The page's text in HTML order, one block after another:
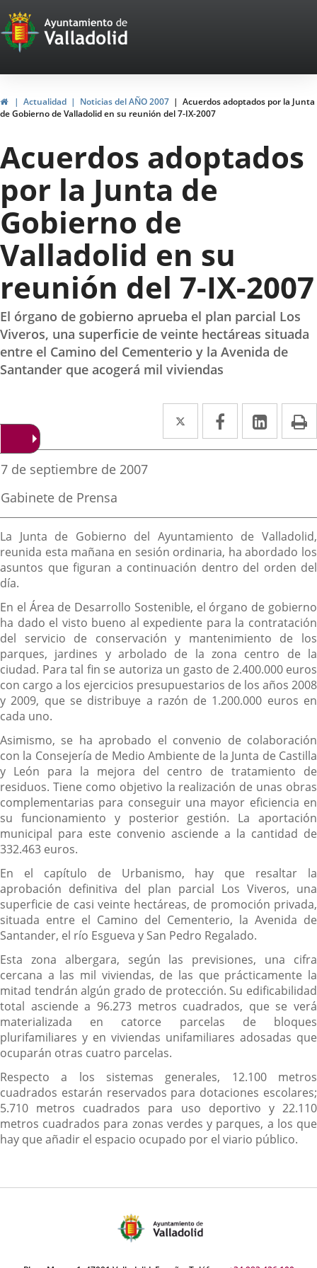
Portal
Web
del
Ayuntamiento
de
Valladolid
InicioActualidad Noticias del AÑO 2007
Acuerdos adoptados por la Junta
de Gobierno de Valladolid en su reunión del 7-IX-2007
Acuerdos adoptados
por la Junta de
Gobierno de
Valladolid en su
reunión del 7-IX-2007
El órgano de gobierno aprueba el plan parcial Los
Viveros, una superficie de veinte hectáreas situada
entre el Camino del Cementerio y la Avenida de
Santander que acogerá mil viviendas
Twitter
Enlace
a
externa.
Facebook
Enlace
a
externa.
Enlace
a
Fecha
la
noticia
7 de septiembre de 2007
Fuente
la
noticia
Gabinete de Prensa
Descripción
La Junta de Gobierno del Ayuntamiento de Valladolid,
reunida esta mañana en sesión ordinaria, ha abordado los
asuntos que figuran a continuación dentro del orden del
día.
En el Área de Desarrollo Sostenible, el órgano de gobierno
ha dado el visto bueno al expediente para la contratación
del servicio de conservación y mantenimiento de los
parques, jardines y arbolado de la zona centro de la
ciudad. Para tal fin se autoriza un gasto de 2.400.000 euros
con cargo a los ejercicios presupuestarios de los años 2008
y 2009, que se distribuye a razón de 1.200.000 euros en
cada uno.
Asimismo, se ha aprobado el convenio de colaboración
con la Consejería de Medio Ambiente de la Junta de Castilla
y León para la mejora del centro de tratamiento de
residuos. Tiene como objetivo la realización de unas obras
complementarias para conseguir una mayor eficiencia en
su funcionamiento y posterior gestión. La aportación
municipal para este convenio asciende a la cantidad de
332.463 euros.
En el capítulo de Urbanismo, hay que resaltar la
aprobación definitiva del plan parcial Los Viveros, una
superficie de casi veinte hectáreas, de promoción privada,
situada entre el Camino del Cementerio, la Avenida de
Santander, el río Esgueva y San Pedro Regalado.
Esta zona albergara, según las previsiones, una cifra
cercana a las mil viviendas, de las que prácticamente la
mitad tendrán algún grado de protección. Su edificabilidad
total asciende a 96.273 metros cuadrados, que se verá
materializada en catorce parcelas de bloques
plurifamiliares y en viviendas unifamiliares adosadas que
ocuparán otras cuatro parcelas.
Respecto a los sistemas generales, 12.100 metros
cuadrados estarán reservados para dotaciones escolares;
5.710 metros cuadrados para uso deportivo y 22.110
metros cuadrados para zonas verdes y parques, a los que
hay que añadir el espacio ocupado por el viario público.